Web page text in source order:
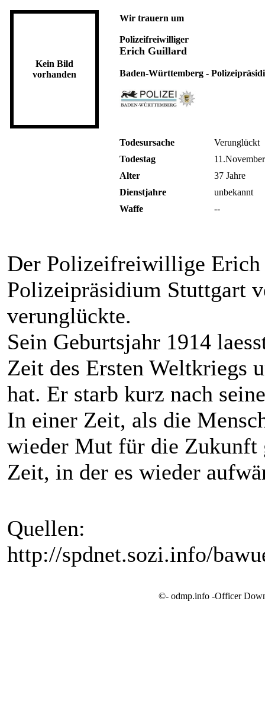
Kein Bild
vorhanden
Wir trauern um
Polizeifreiwilliger
Erich Guillard
Baden-Württemberg -
Todesursache
Verunglückt
Todestag
Alter
37 Jahre
Dienstjahre
unbekannt
Waffe
--
Der Polizeifreiwillige Erich
Polizeipräsidium Stuttgart
verunglückte.
Sein Geburtsjahr 1914
Zeit des Ersten Weltkriegs
hat. Er starb kurz nach
In einer Zeit, als die
wieder Mut für die Zukunft
Zeit, in der es wieder
Quellen:
http://spdnet.sozi.info/
©- odmp.info -Officer